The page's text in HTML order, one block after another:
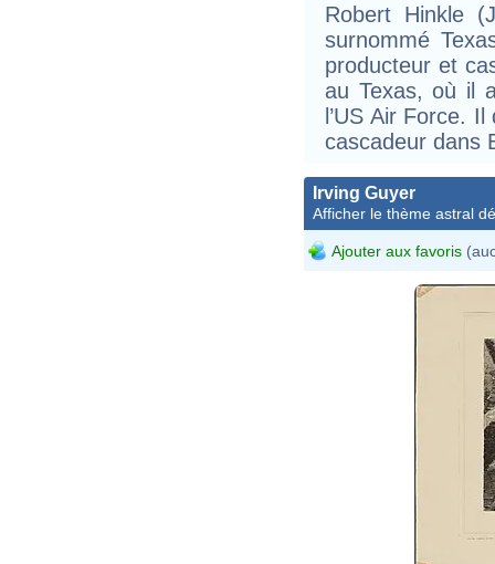
Robert Hinkle
surnommé
producteur et
au Texas, où il
l’US Air Force.
cascadeur dans
Irving Guyer
Afficher le thème astral
Ajouter aux favoris